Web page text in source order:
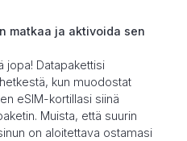
matkaa ja aktivoida sen
jopa! Datapakettisi
kun muodostat
eSIM-kortillasi siinä
Muista, että suurin
on aloitettava ostamasi